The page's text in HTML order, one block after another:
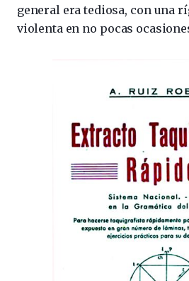
general era tediosa, con una
violenta en no pocas